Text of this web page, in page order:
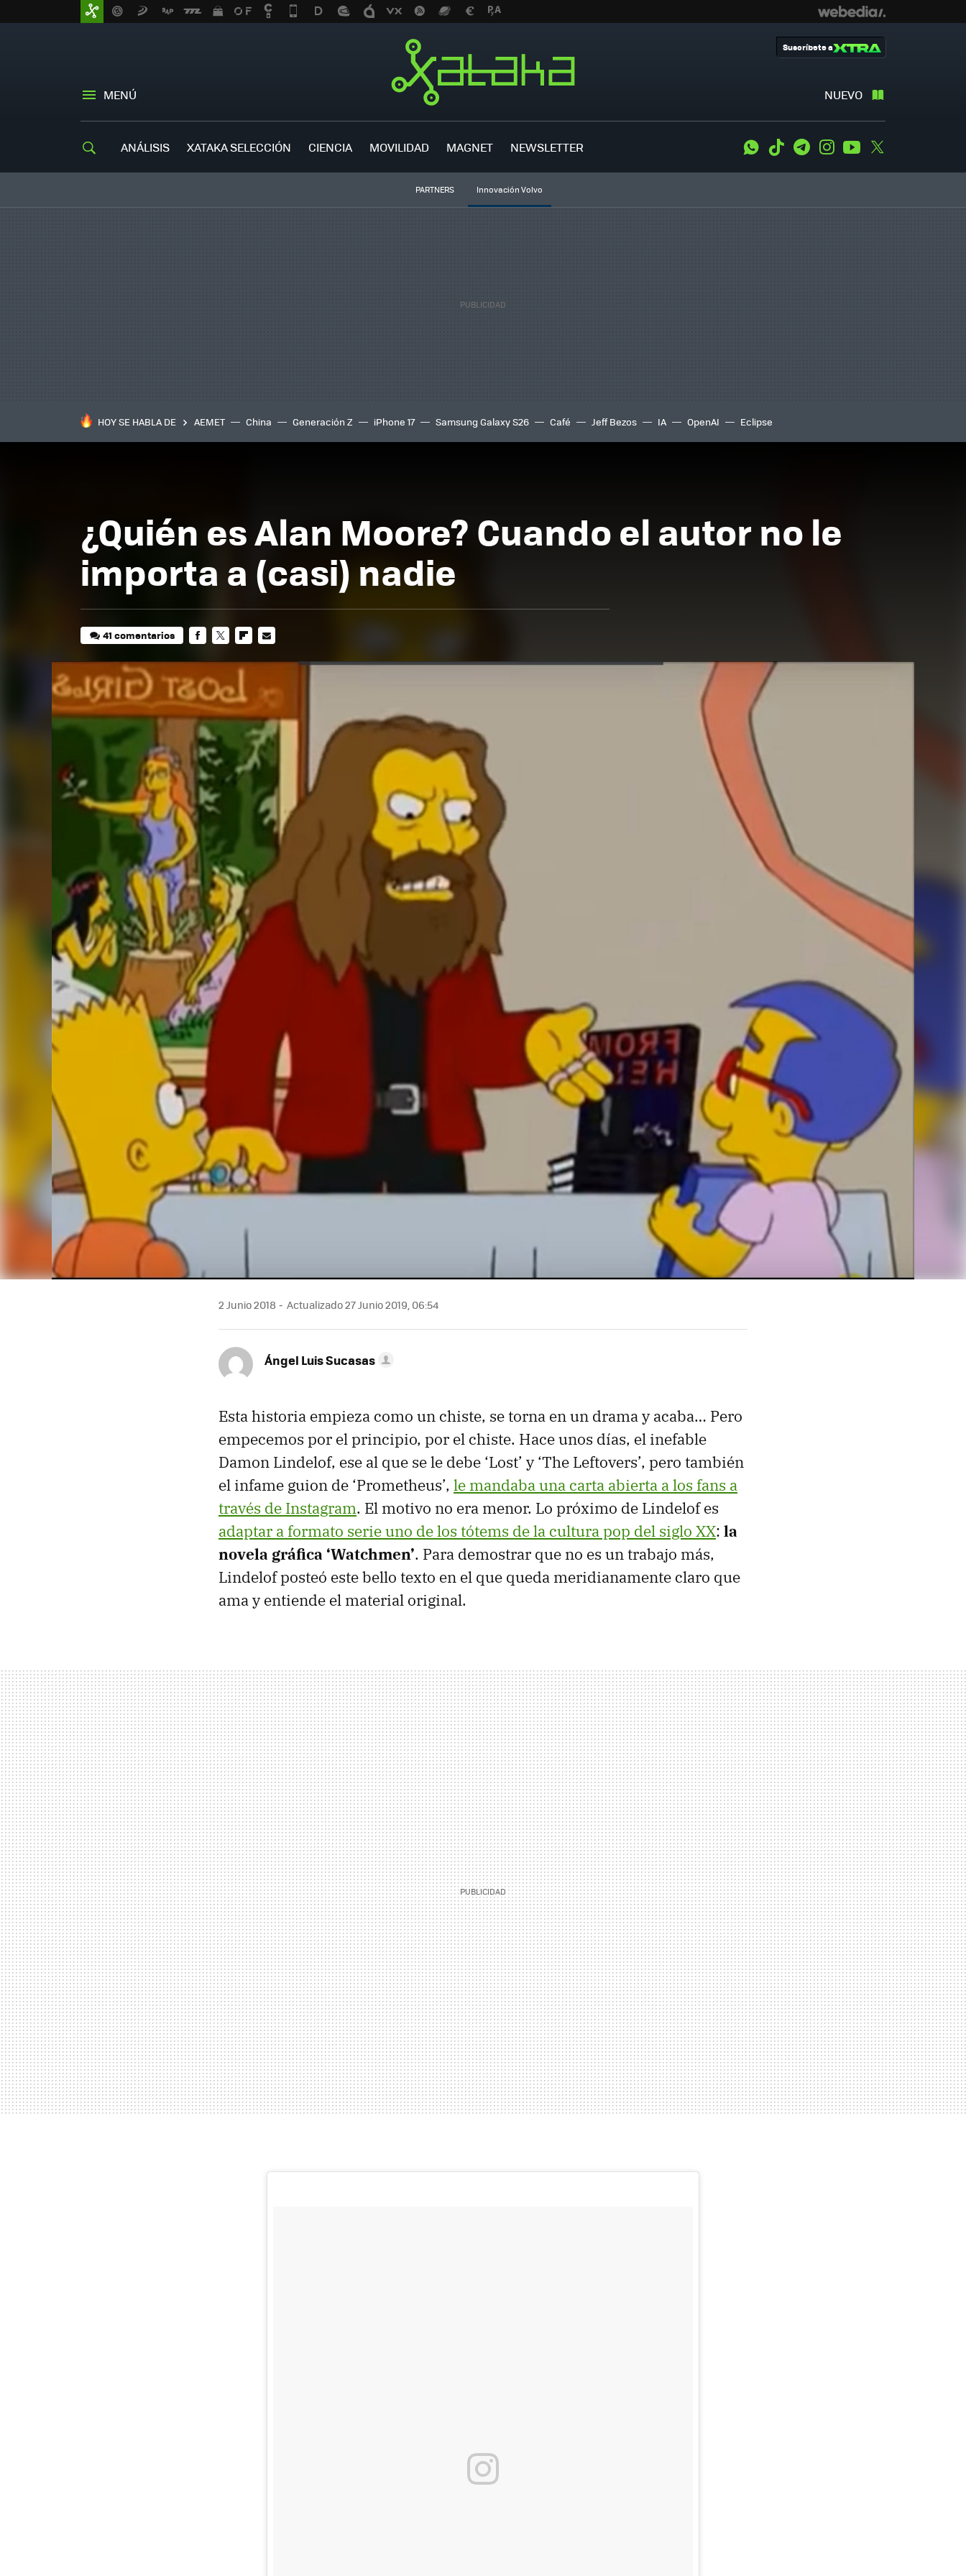
MENÚ NUEVO
Suscríbete a
ANÁLISIS XATAKA SELECCIÓN CIENCIA MOVILIDAD MAGNET NEWSLETTER WhatsApp
Tiktok TelegramInstagramYoutube
PARTNERS Innovación Volvo
HOY SE HABLA DE AEMET China Generación Z iPhone 17 Samsung Galaxy S26 Café Jeff Bezos IA OpenAI Eclipse
¿Quién es Alan Moore? Cuando el autor no le
importa a (casi) nadie
41 comentarios
2 Junio 2018 Actualizado 27 Junio 2019, 06:54
Ángel Luis Sucasas
Esta historia empieza como un chiste, se torna en un drama y acaba… Pero
empecemos por el principio, por el chiste. Hace unos días, el inefable
Damon Lindelof, ese al que se le debe ‘Lost’ y ‘The Leftovers’, pero también
el infame guion de ‘Prometheus’, le mandaba una carta abierta a los fans a
través de Instagram. El motivo no era menor. Lo próximo de Lindelof es
adaptar a formato serie uno de los tótems de la cultura pop del siglo XX: la
novela gráfica ‘Watchmen’. Para demostrar que no es un trabajo más,
Lindelof posteó este bello texto en el que queda meridianamente claro que
ama y entiende el material original.